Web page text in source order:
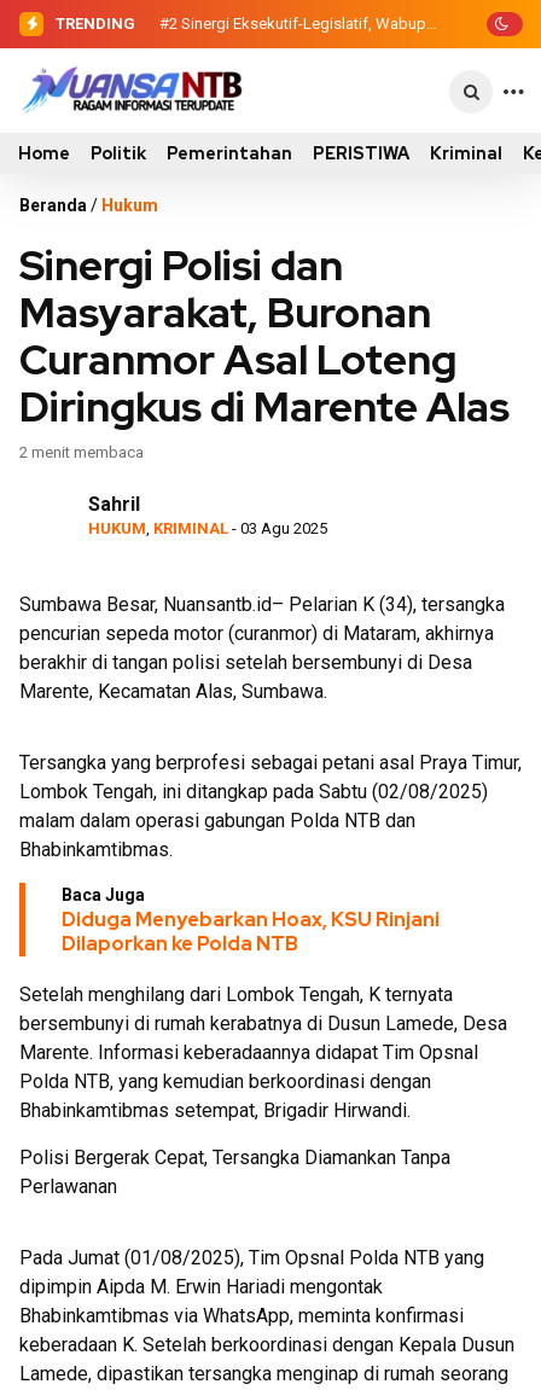
TRENDING #2 Sinergi Eksekutif-Legislatif, Wabup
Ansori Serahkan Tujuh Kontainer
Home Politik Pemerintahan PERISTIWA Kriminal
Beranda / Hukum
Sinergi Polisi dan
Masyarakat, Buronan
Curanmor Asal Loteng
Diringkus di Marente Alas
2 menit membaca
Sahril
HUKUM KRIMINAL - 03 Agu 2025
Sumbawa Besar, Nuansantb.id– Pelarian K (34), tersangka
pencurian sepeda motor (curanmor) di Mataram, akhirnya
berakhir di tangan polisi setelah bersembunyi di Desa
Marente, Kecamatan Alas, Sumbawa.
Tersangka yang berprofesi sebagai petani asal Praya Timur,
Lombok Tengah, ini ditangkap pada Sabtu (02/08/2025)
malam dalam operasi gabungan Polda NTB dan
Bhabinkamtibmas.
Baca Juga
Diduga Menyebarkan Hoax, KSU Rinjani
Dilaporkan ke Polda NTB
Setelah menghilang dari Lombok Tengah, K ternyata
bersembunyi di rumah kerabatnya di Dusun Lamede, Desa
Marente. Informasi keberadaannya didapat Tim Opsnal
Polda NTB, yang kemudian berkoordinasi dengan
Bhabinkamtibmas setempat, Brigadir Hirwandi.
Polisi Bergerak Cepat, Tersangka Diamankan Tanpa
Perlawanan
Pada Jumat (01/08/2025), Tim Opsnal Polda NTB yang
dipimpin Aipda M. Erwin Hariadi mengontak
Bhabinkamtibmas via WhatsApp, meminta konfirmasi
keberadaan K. Setelah berkoordinasi dengan Kepala Dusun
Lamede, dipastikan tersangka menginap di rumah seorang